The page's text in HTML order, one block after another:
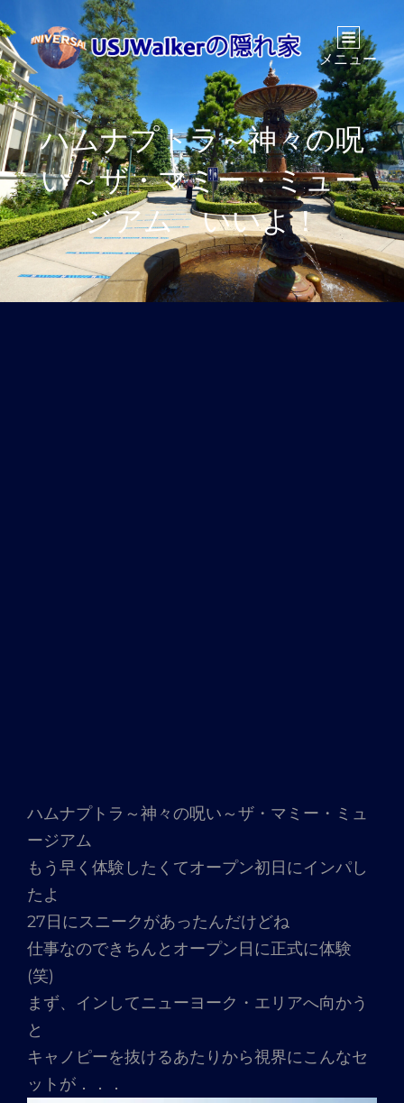
メニュー
ハムナプトラ～神々の呪
い～ザ・マミー・ミュー
ジアム いいよ！
ハムナプトラ～神々の呪い～ザ・マミー・ミュ
ージアム
もう早く体験したくてオープン初日にインパし
たよ
27日にスニークがあったんだけどね
仕事なのできちんとオープン日に正式に体験
(笑)
まず、インしてニューヨーク・エリアへ向かう
と
キャノピーを抜けるあたりから視界にこんなセ
ットが．．．